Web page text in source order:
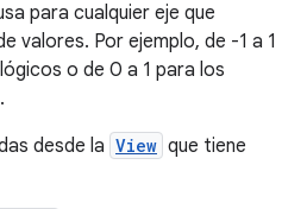
para cualquier eje que
valores. Por ejemplo, de -1 a 1
o de 0 a 1 para los
desde la View que tiene